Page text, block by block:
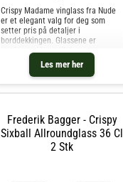
Les mer her
Crispy Madame vinglass fra Nude
er et elegant valg for deg som
setter pris på detaljer i
borddekkingen. Glassene er
produsert i krystallglass uten
tilsatt bly, og den diamantslipte
kanten gir en forfinet finish som
fanger lyset vakkert i hver heving
Frederik Bagger - Crispy
Sixball Allroundglass 36 Cl
2 Stk